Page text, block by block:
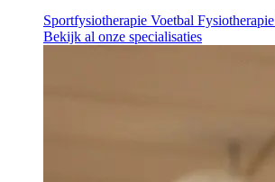
Sportfysiotherapie Voetbal Fysiotherapie
Bekijk al onze specialisaties